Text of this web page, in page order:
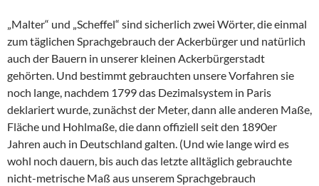
„Malter“ und „Scheffel“ sind sicherlich zwei Wörter, die einmal
zum täglichen Sprachgebrauch der Ackerbürger und natürlich
auch der Bauern in unserer kleinen Ackerbürgerstadt
gehörten. Und bestimmt gebrauchten unsere Vorfahren sie
noch lange, nachdem 1799 das Dezimalsystem in Paris
deklariert wurde, zunächst der Meter, dann alle anderen Maße,
Fläche und Hohlmaße, die dann offiziell seit den 1890er
Jahren auch in Deutschland galten. (Und wie lange wird es
wohl noch dauern, bis auch das letzte alltäglich gebrauchte
nicht-metrische Maß aus unserem Sprachgebrauch